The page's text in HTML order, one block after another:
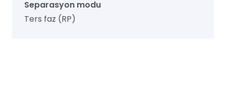
Separasyon modu
Ters faz (RP)